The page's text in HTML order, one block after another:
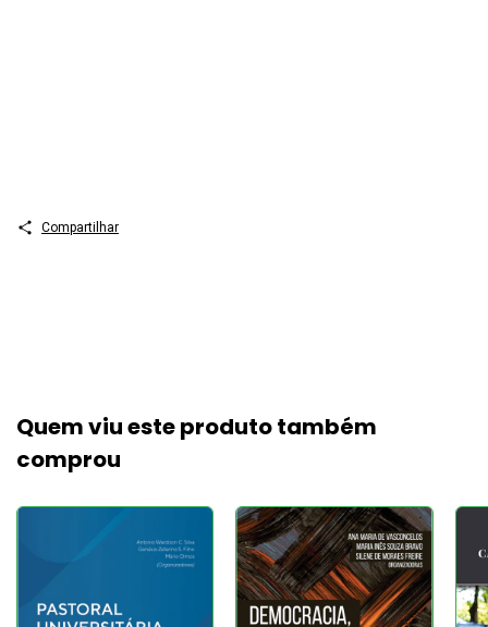
Compartilhar
Quem viu este produto também
comprou